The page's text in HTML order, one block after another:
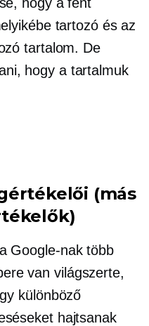
tartozó és az
tartalom. De
hogy a tartalmuk
(más
Google-nak több
van világszerte,
különböző
hajtsanak